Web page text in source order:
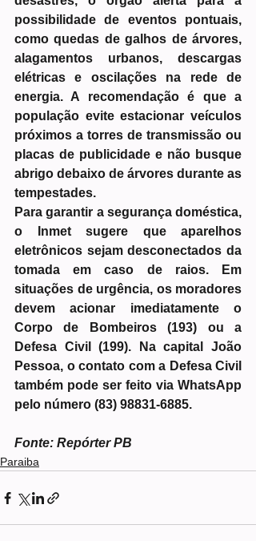
possibilidade de eventos pontuais,
como quedas de galhos de árvores,
alagamentos urbanos, descargas
elétricas e oscilações na rede de
energia. A recomendação é que a
população evite estacionar veículos
próximos a torres de transmissão ou
placas de publicidade e não busque
abrigo debaixo de árvores durante as
tempestades.
Para garantir a segurança doméstica,
o Inmet sugere que aparelhos
eletrônicos sejam desconectados da
tomada em caso de raios. Em
situações de urgência, os moradores
devem acionar imediatamente o
Corpo de Bombeiros (193) ou a
Defesa Civil (199). Na capital João
Pessoa, o contato com a Defesa Civil
também pode ser feito via WhatsApp
pelo número (83) 98831-6885.
Fonte: Repórter PB
Paraiba